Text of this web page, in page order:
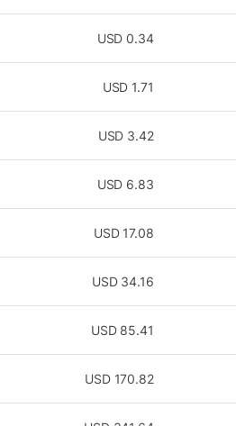
0.34
USD
1.71
USD
3.42
USD
6.83
USD
17.08
USD
34.16
USD
85.41
USD
170.82
USD